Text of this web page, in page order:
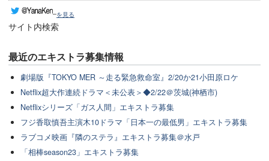
を見る
サイト内検索
最近のエキストラ募集情報
劇場版『TOKYO MER ～走る緊急救命室』2/20か21小田原ロケ
Netflix超大作連続ドラマ＜未公表＞◆2/22＠茨城(神栖市)
Netflixシリーズ「ガス人間」エキストラ募集
フジ香取慎吾主演木10ドラマ「日本一の最低男」エキストラ募集
ラブコメ映画『隣のステラ』エキストラ募集＠水戸
「相棒season23」エキストラ募集